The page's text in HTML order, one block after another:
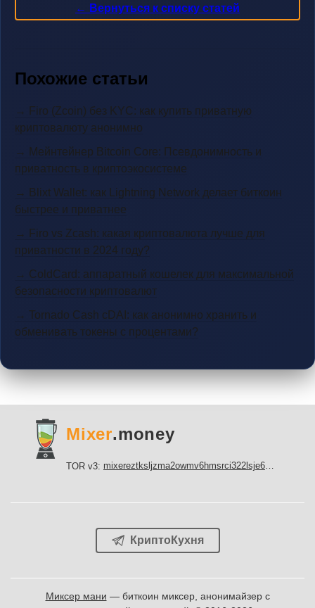
← Вернуться к списку статей
Похожие статьи
→ Firo (Zcoin) без KYC: как купить приватную
криптовалюту анонимно
→ Мейнтейнер Bitcoin Core: Псевдонимность и
приватность в криптоэкосистеме
→ Blixt Wallet: как Lightning Network делает биткоин
быстрее и приватнее
→ Firo vs Zcash: какая криптовалюта лучше для
приватности в 2024 году?
→ ColdCard: аппаратный кошелек для максимальной
безопасности криптовалют
→ Tornado Cash cDAI: как анонимно хранить и
обменивать токены с процентами?
Mixer.money
TOR v3: mixereztksljzma2owmv6hmsrci322lsje6m3svicoddk3xbgvhd2fid.onion
КриптоКухня
Миксер мани — биткоин миксер, анонимайзер с